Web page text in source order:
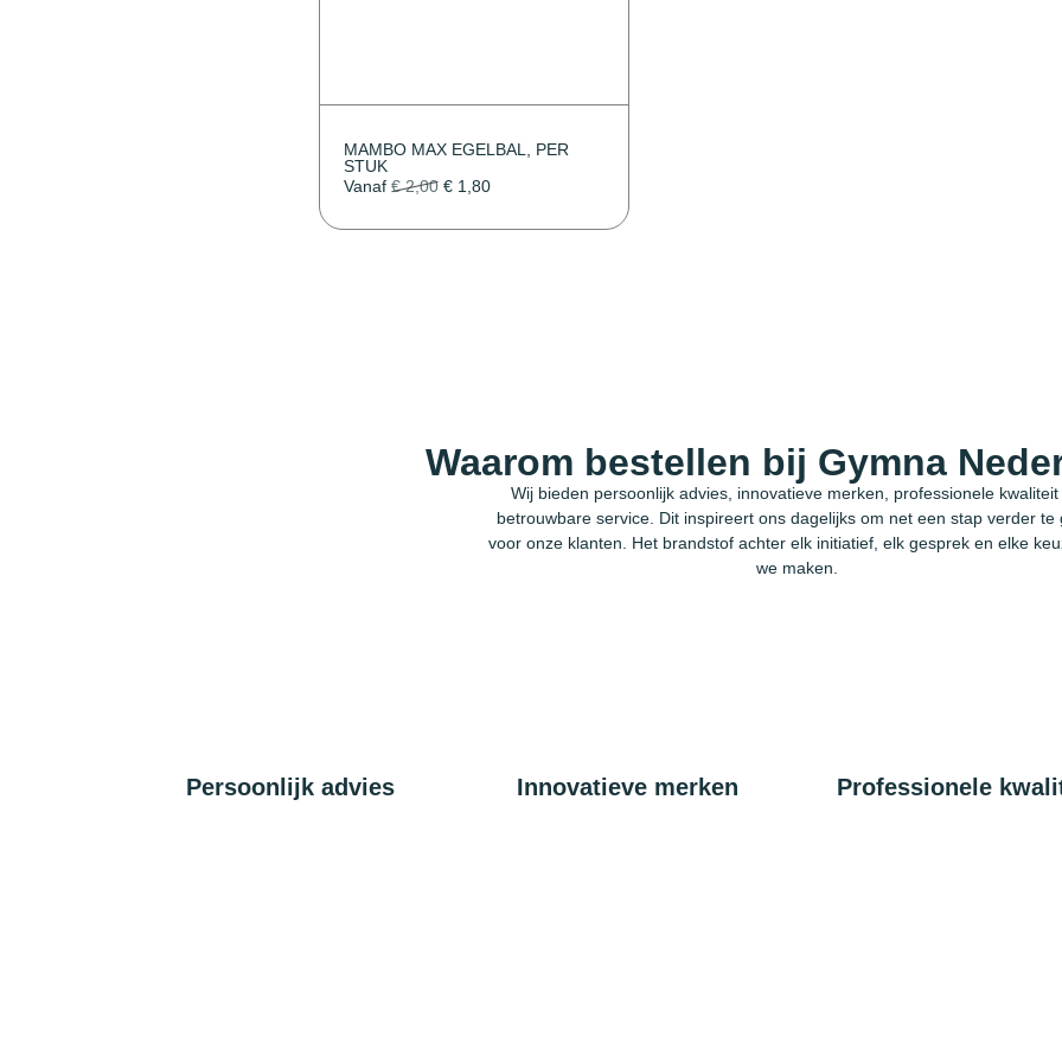
MAMBO MAX EGELBAL, PER
STUK
Vanaf €2,00 €1,80
Waarom bestellen bij Gymna
Wij bieden persoonlijk advies, innovatieve merken, professionele kwaliteit
betrouwbare service. Dit inspireert ons dagelijks om net een stap verder te
voor onze klanten. Het brandstof achter elk initiatief, elk gesprek en elke
we maken.
Persoonlijk advies Innovatieve merken Professionele